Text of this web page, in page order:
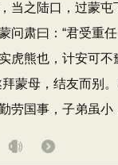
之陆口，过蒙屯下
问肃曰：“君受重
虎熊也，计安可
拜蒙母，结友而别
劳国事，子弟虽